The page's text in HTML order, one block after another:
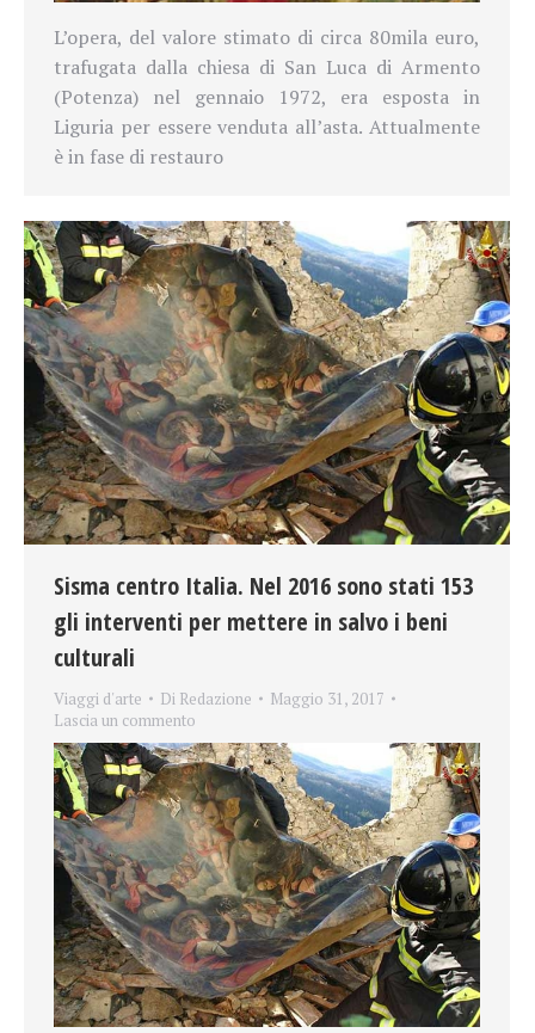
L’opera, del valore stimato di circa 80mila euro,
trafugata dalla chiesa di San Luca di Armento
(Potenza) nel gennaio 1972, era esposta in
Liguria per essere venduta all’asta. Attualmente
è in fase di restauro
Sisma centro Italia. Nel 2016 sono stati 153
gli interventi per mettere in salvo i beni
culturali
Viaggi d'arte Di Redazione
Maggio 31, 2017
Lascia un commento